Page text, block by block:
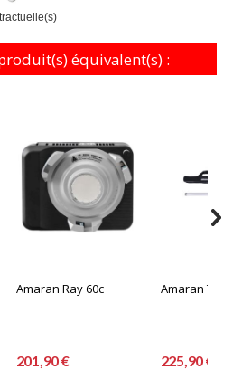
équivalent(s) :
Amaran Ray 60c
201,90 €
Amaran T2C
225,90 €